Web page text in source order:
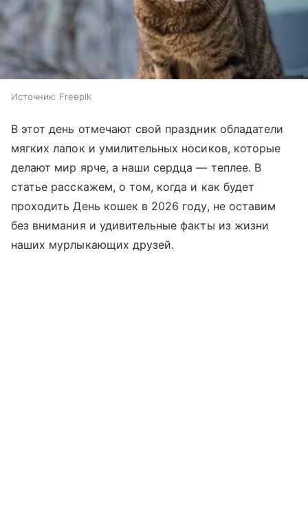
Источник: Freepik
В этот день отмечают свой праздник обладатели
мягких лапок и умилительных носиков, которые
делают мир ярче, а наши сердца — теплее. В
статье расскажем, о том, когда и как будет
проходить День кошек в 2026 году, не оставим
без внимания и удивительные факты из жизни
наших мурлыкающих друзей.